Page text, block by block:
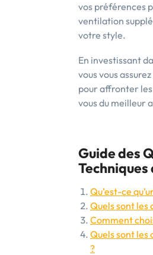
vos préférences
ventilation
votre style.
En investissant
vous vous
pour affronter
vous du meilleur
Guide des
Techniques
Qu’est-ce
Quels sont les
Comment
Quels sont les
?